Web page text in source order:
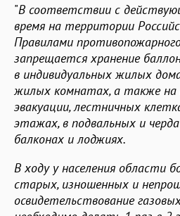
"В соответствии с
время на территории
Правилами
запрещается хранение
в индивидуальных жилых
жилых комнатах, а также на
эвакуации, лестничных
этажах, в подвальных и
балконах и лоджиях.
В ходу у населения области
старых, изношенных и
освидетельствование